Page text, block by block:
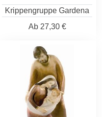
Krippengruppe Gardena
Ab27,30 €